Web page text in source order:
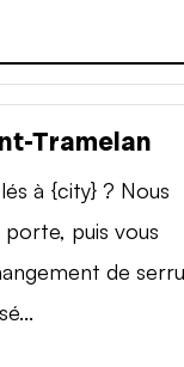
Tramelan
à {city} ? Nous
puis vous
de